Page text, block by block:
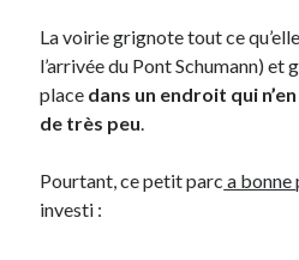
Proust
Sons
Sorties cuculturelles
Tavukoi
La voirie grignote tout ce
l’arrivée du Pont Schumann) et
place dans un endroit qui
de très peu
Pourtant, ce petit parc a bonne
investi :